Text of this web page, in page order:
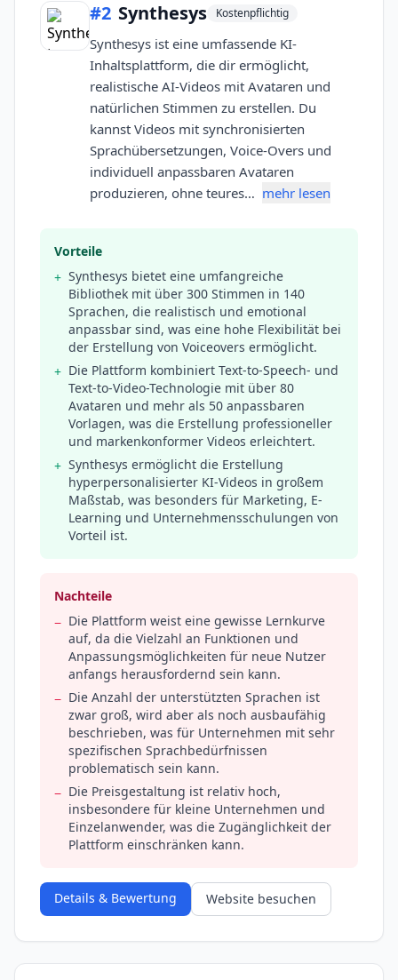
#2 Synthesys Kostenpflichtig
Synthesys ist eine umfassende KI-
Inhaltsplattform, die dir ermöglicht,
realistische AI-Videos mit Avataren und
natürlichen Stimmen zu erstellen. Du
kannst Videos mit synchronisierten
Sprachübersetzungen, Voice-Overs und
individuell anpassbaren Avataren
produzieren, ohne teures… mehr lesen
Vorteile
+ Synthesys bietet eine umfangreiche
Bibliothek mit über 300 Stimmen in 140
Sprachen, die realistisch und emotional
anpassbar sind, was eine hohe Flexibilität bei
der Erstellung von Voiceovers ermöglicht.
+ Die Plattform kombiniert Text-to-Speech- und
Text-to-Video-Technologie mit über 80
Avataren und mehr als 50 anpassbaren
Vorlagen, was die Erstellung professioneller
und markenkonformer Videos erleichtert.
+ Synthesys ermöglicht die Erstellung
hyperpersonalisierter KI-Videos in großem
Maßstab, was besonders für Marketing, E-
Learning und Unternehmensschulungen von
Vorteil ist.
Nachteile
− Die Plattform weist eine gewisse Lernkurve
auf, da die Vielzahl an Funktionen und
Anpassungsmöglichkeiten für neue Nutzer
anfangs herausfordernd sein kann.
− Die Anzahl der unterstützten Sprachen ist
zwar groß, wird aber als noch ausbaufähig
beschrieben, was für Unternehmen mit sehr
spezifischen Sprachbedürfnissen
problematisch sein kann.
− Die Preisgestaltung ist relativ hoch,
insbesondere für kleine Unternehmen und
Einzelanwender, was die Zugänglichkeit der
Plattform einschränken kann.
Details & Bewertung Website besuchen